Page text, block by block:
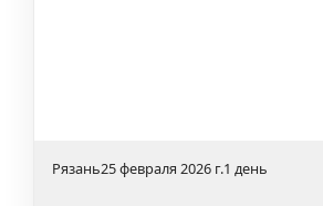
Рязань25 февраля 2026 г.1 день